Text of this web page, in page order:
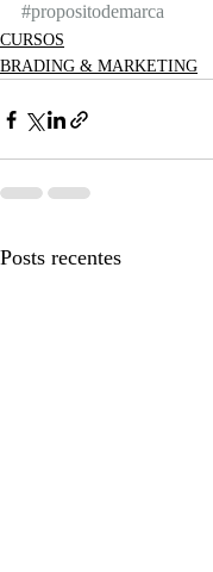
#propositodemarca
CURSOS
BRADING & MARKETING
Posts recentes